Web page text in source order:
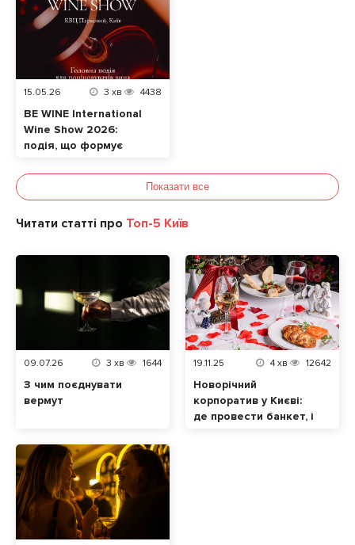
15.05.26 3 хв 4438
BE WINE International
Wine Show 2026:
подія, що формує
культуру в Україні
Показати все
Читати статті про Топ-5 Київ
09.07.26 3 хв 1644
З чим поєднувати
вермут
19.11.25 4 хв 12642
Новорічний
корпоратив у Києві:
де провести банкет, і